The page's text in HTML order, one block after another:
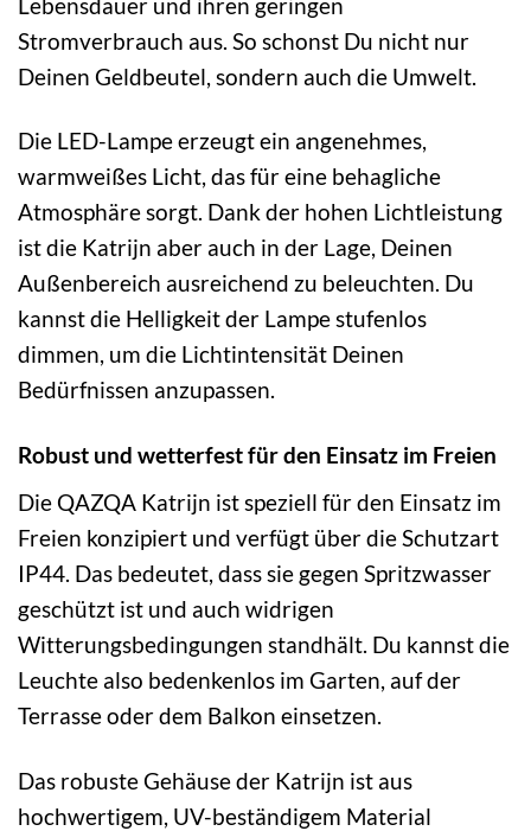
Stromverbrauch aus. So schonst Du nicht nur
Deinen Geldbeutel, sondern auch die Umwelt.
Die LED-Lampe erzeugt ein angenehmes,
warmweißes Licht, das für eine behagliche
Atmosphäre sorgt. Dank der hohen Lichtleistung
ist die Katrijn aber auch in der Lage, Deinen
Außenbereich ausreichend zu beleuchten. Du
kannst die Helligkeit der Lampe stufenlos
dimmen, um die Lichtintensität Deinen
Bedürfnissen anzupassen.
Robust und wetterfest für den Einsatz im Freien
Die QAZQA Katrijn ist speziell für den Einsatz im
Freien konzipiert und verfügt über die Schutzart
IP44. Das bedeutet, dass sie gegen Spritzwasser
geschützt ist und auch widrigen
Witterungsbedingungen standhält. Du kannst die
Leuchte also bedenkenlos im Garten, auf der
Terrasse oder dem Balkon einsetzen.
Das robuste Gehäuse der Katrijn ist aus
hochwertigem, UV-beständigem Material